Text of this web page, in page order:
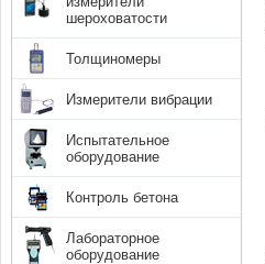
шероховатости
Толщиномеры
Измерители вибрации
Испытательное
оборудование
Контроль бетона
Лабораторное
оборудование